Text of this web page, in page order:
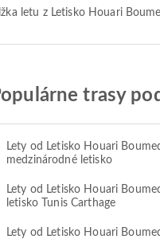
Dĺžka letu z Letisko Houari
trasy
Lety od Letisko Houari
medzinárodné letisko
Lety od Letisko Houari
letisko Tunis Carthage
Lety od Letisko Houari